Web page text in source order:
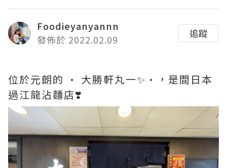
Foodieyanyannn
發佈於 2022.02.09
追蹤
位於元朗的 • 大勝軒丸一✨•，是間日本
過江龍沾麵店❣️